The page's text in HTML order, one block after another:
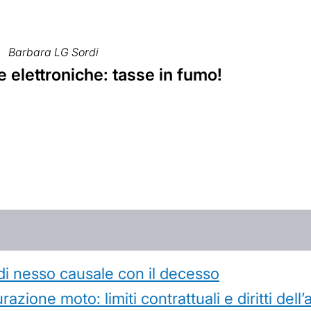
Barbara LG Sordi
elettroniche: tasse in fumo!
nesso causale con il decesso
moto: limiti contrattuali e diritti